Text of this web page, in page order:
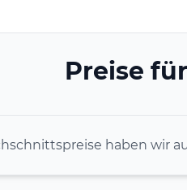
Preise
haben wir